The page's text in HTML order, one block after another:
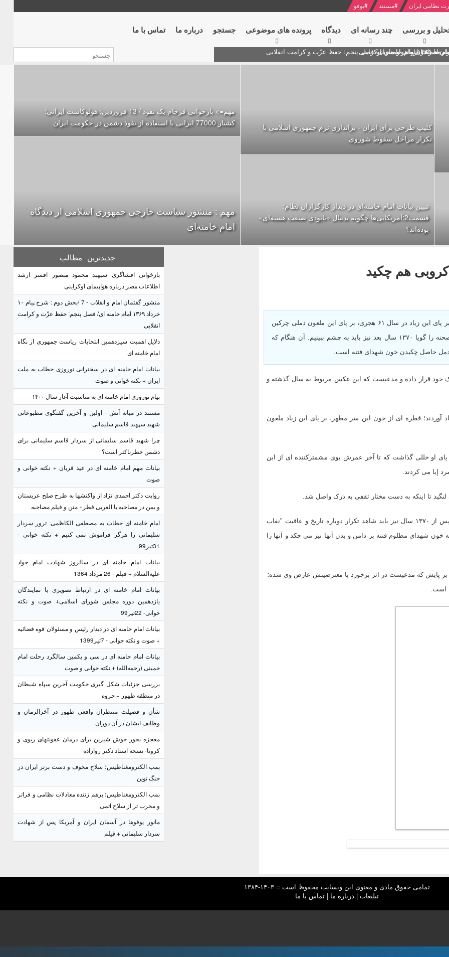
نظامی ایران #مستند #یوفو
و بررسی چند رسانه ای دیدگاه‌ پرونده های موضوعی جستجو درباره ما تماس با ما
درباره هواپیمای اوکراینی
خامنه ای
+ نکته خوانی و صوت
کلیپ طرحی برای ایران - براندازی نرم جمهوری اسلامی با
تکرار مراحل سقوط شوروی
تبیین بیانات امام خامنه‌ای در دیدار کارگزاران نظام؛
قسمت2:آمریکایی‌ها چگونه بدنبال «نابودی صنعت هسته‌ای»
بوده‌اند؟
مهم=> بازخوانی فرجام یک نفوذ / 13 فروردین: هولوکاست ایرانی؛
کشتار 77000 ایرانی با استفاده از نفوذ دشمن در حکومت ایران
مهم : منشور سیاست خارجی جمهوری اسلامی از دیدگاه
امام خامنه‌ای
هم چکید
چکیدن یک قطره از خون رأس مبارک حسین(ع) بر پای ابن زیاد در سال ۶۱ هجری، بر پای این ملعون دملی چرکین
نهاد که تا آخر عمر آزارش می داد. نظیر همین صحنه را گویا ۱۳۷۰ سال بعد نیز باید به چشم ببینیم. آن هنگام که
دمل حاصل چکیدن خون شهدای فتنه است.
خود قرار داده و مدعیست که این عکس مربوط به سال گذشته و
آوردند؛ قطره ای از خون این سر مطهر، بر پای ابن زیاد ملعون
او خللی گذاشت که تا آخر عمرش بوی مشمئزکننده ای از ابن
إبا می کردند.
تا اینکه به دست مختار ثقفی به درک واصل شد.
ما این صحنه را به گونه ای ملموس تر در مختارنامه هم دیدیم. گویا اینک پس از ۱۳۷۰ سال نیز باید شاهد تکرار دوباره تاریخ و عاقبت "نقاب
خون شهدای مظلوم فتنه بر دامن و بدن آنها نیز می چکد و آنها را
بر پایش که مدعیست در اثر برخورد با معترضینش عارض وی شده؛
است.
جدیدترین مطالب
بازخوانی افشاگری سپهبد محمود منصور افسر ارشد
اطلاعات مصر درباره هواپیمای اوکراینی
منشور گفتمان امام و انقلاب - 7 /بخش دوم : شرح پیام ۱۰
خرداد ۱۳۶۹ امام خامنه ای/ فصل پنجم: حفظ عزّت و کرامت
انقلابی
دلایل اهمیت سیزدهمین انتخابات ریاست جمهوری از نگاه
امام خامنه ای
بیانات امام خامنه ای در سخنرانی نوروزی خطاب به ملت
ایران + نکته خوانی و صوت
پیام نوروزی امام خامنه ای به مناسبت آغاز سال ۱۴۰۰
مستند در میانه آتش - اولین و آخرین گفتگوی مطبوعاتی
شهید سپهبد قاسم سلیمانی
چرا شهید قاسم سلیمانی از سردار قاسم سلیمانی برای
دشمن خطرناکتر است؟
بیانات مهم امام خامنه ای در عید قربان + نکته خوانی و
صوت
روایت دکتر احمدی نژاد از واکنشها به طرح صلح عربستان
و یمن در مصاحبه با العربی قطر+ متن و فیلم مصاحبه
امام خامنه ای خطاب به مصطفی الکاظمی: ترور سردار
سلیمانی را هرگز فراموش نمی کنیم + نکته خوانی -
31تیر99
بیانات امام خامنه ای در سالروز شهادت امام جواد
علیه‌السلام + فیلم - 26 مرداد 1364
بیانات امام خامنه ای در ارتباط تصویری با نمایندگان
یازدهمین دوره مجلس شورای اسلامی+ صوت و نکته
خوانی- 22تیر99
بیانات امام خامنه ای در دیدار رئیس و مسئولان قوه قضائیه
+ صوت و نکته خوانی - 7تیر1399
بیانات امام خامنه ای در سی و یکمین سالگرد رحلت امام
خمینی (رحمه‌الله) + نکته خوانی و صوت
بررسی جزئیات شکل گیری حکومت آخرین سپاه شیطان
در منطقه ظهور + جزوه
شأن و فضیلت منتظران واقعی ظهور در آخرالزمان و
وظایف ایشان در آن دوران
معجزه بخور جوش شیرین برای درمان عفونتهای ریوی و
کرونا- نسخه استاد دکتر روازاده
بمب الکترومغناطیس؛ سلاح مخوف و دست برتر ایران در
جنگ نوین
بمب الکترومغناطیس؛ برهم زننده معادلات نظامی و فراتر
و مخرب تر از سلاح اتمی
مانور یوفوها در آسمان ایران و آمریکا پس از شهادت
سردار سلیمانی + فیلم
تمامی حقوق مادی و معنوی این وبسایت محفوظ است :: ۱۴۰۳-۱۳۸۴
تبلیغات | درباره ما |تماس با ما